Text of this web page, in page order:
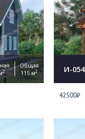
2
Общая
115 м2 И-054
42500₽